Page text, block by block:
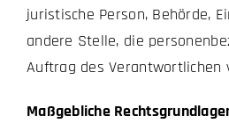
juristische Person, Behörde,
andere Stelle, die
Auftrag des Verantwortlichen
Maßgebliche